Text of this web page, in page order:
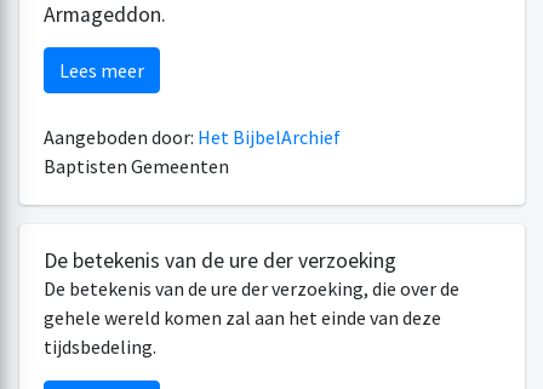
Armageddon.
Lees meer
Aangeboden door: Het BijbelArchief
Baptisten Gemeenten
De betekenis van de ure der verzoeking
De betekenis van de ure der verzoeking, die over de
gehele wereld komen zal aan het einde van deze
tijdsbedeling.